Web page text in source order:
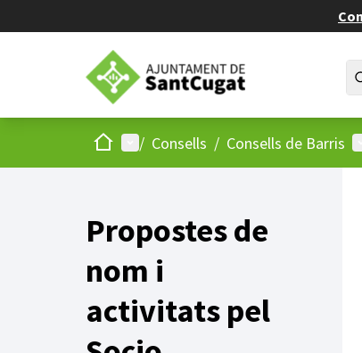
Inici Menú principal
/ Consells / Consells de Barris
Propostes de
nom i
activitats pel